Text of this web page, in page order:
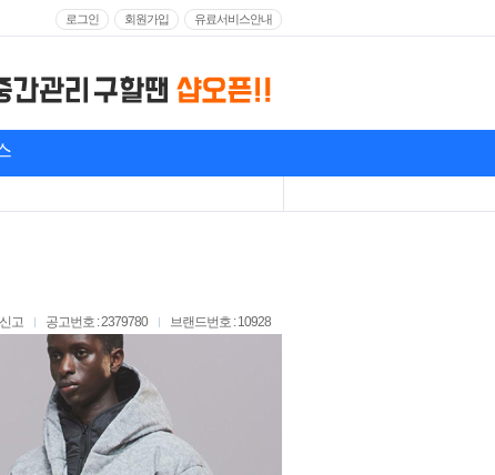
로그인 회원가입 유료서비스안내
브랜드번호 : 10928
공고번호 : 2379780
고